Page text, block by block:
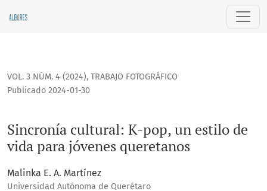
Sincronía cultural: K-pop, un estilo de vida para jóvenes
VOL. 3 NÚM. 4 (2024), TRABAJO FOTOGRÁFICO
Sincronía cultural: K-pop, un estilo de
vida para jóvenes queretanos
Publicado 2024-01-30
Malinka E. A. Martínez
Universidad Autónoma de Querétaro